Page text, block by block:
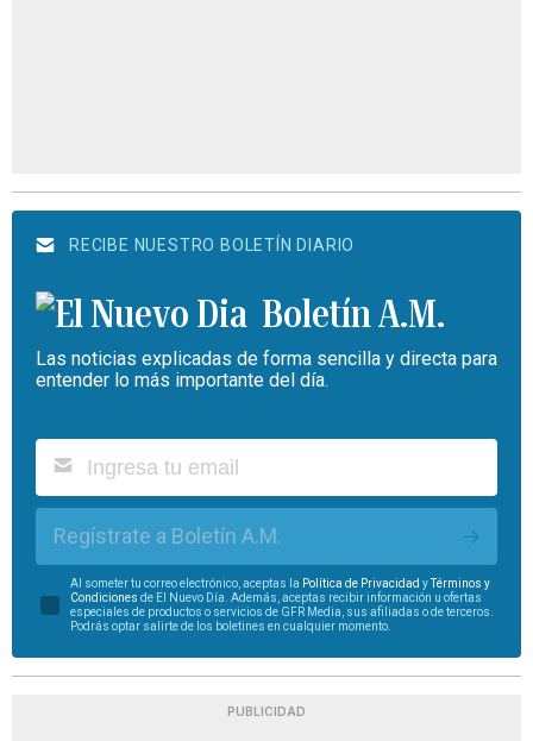
RECIBE NUESTRO BOLETÍN DIARIO
Boletín A.M.
Las noticias explicadas de forma sencilla y directa para
entender lo más importante del día.
Regístrate a Boletín A.M.
Al someter tu correo electrónico, aceptas la Política de Privacidad yTérminos y
Condiciones de El Nuevo Día. Además, aceptas recibir información u ofertas
especiales de productos o servicios de GFR Media, sus afiliadas o de terceros.
Podrás optar salirte de los boletines en cualquier momento.
PUBLICIDAD